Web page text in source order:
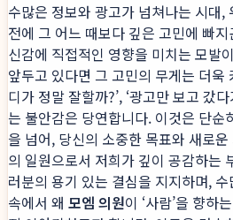
수많은 정보와 광고가 넘쳐나는 시대,
전에 그 어느 때보다 깊은 고민에 빠
신감에 직접적인 영향을 미치는 모발
앞두고 있다면 그 고민의 무게는 더욱
디가 정말 잘할까?’, ‘광고만 보고 갔
는 불안감은 당연합니다. 이것은 단순
을 넘어, 당신의 소중한 목표와 새로
의 일원으로서 저희가 깊이 공감하는
러분의 용기 있는 결심을 지지하며, 수
속에서 왜 모엠 의원이 ‘사람’을 향하